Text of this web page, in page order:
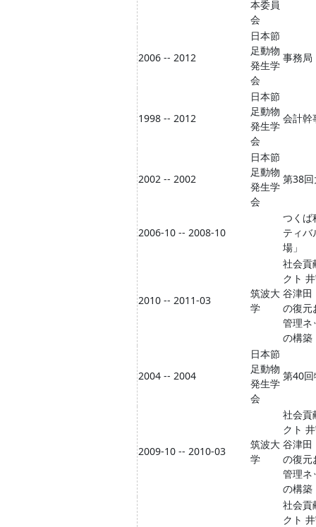
本委員
会
2006 -- 2012
日本節
足動物
発生学
会
事務局
1998 -- 2012
日本節
足動物
発生学
会
会計幹
2002 -- 2002
日本節
足動物
発生学
会
第38
2006-10 -- 2008-10
つくば
ティバ
場」
2010 -- 2011-03
筑波大
学
社会貢
クト
谷津田
の復元
管理ネ
の構築
2004 -- 2004
日本節
足動物
発生学
会
第40
2009-10 -- 2010-03
筑波大
学
社会貢
クト
谷津田
の復元
管理ネ
の構築
社会貢
クト